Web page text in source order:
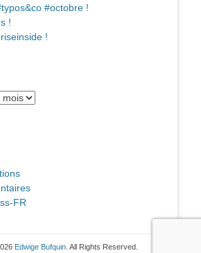
#octobre !
!
!
FR
Edwige Bufquin . All Rights Reserved.